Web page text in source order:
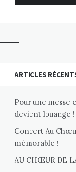
ARTICLES
Pour une messe
devient louange !
Concert Au
mémorable !
AU CHŒUR DE